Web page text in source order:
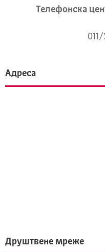
Телeфонска
Адреса
Друштвене мреже